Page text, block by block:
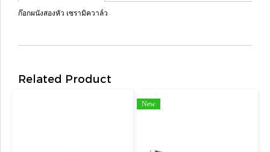
ก๊อกผนังสองหัว เซรามิควาล์ว
Related Product
New